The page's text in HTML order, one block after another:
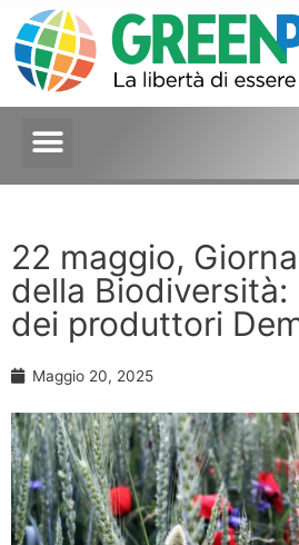
22 maggio,
della Biodiversità:
dei produttori
Maggio 20, 2025